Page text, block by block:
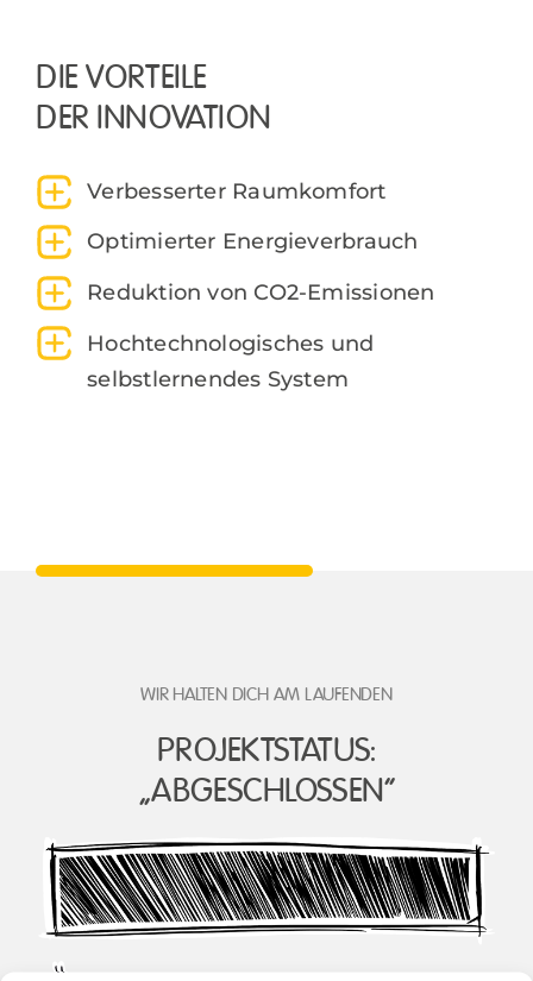
DIE VORTEILE
DER INNOVATION
Verbesserter Raumkomfort
Optimierter Energieverbrauch
Reduktion von CO2-Emissionen
Hochtechnologisches und
selbstlernendes System
WIR HALTEN DICH AM LAUFENDEN
PROJEKTSTATUS:
„ABGESCHLOSSEN“